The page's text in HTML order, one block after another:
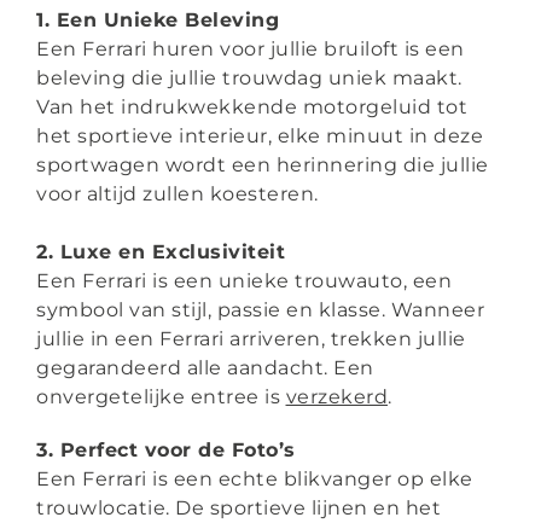
1. Een Unieke Beleving
Een Ferrari huren voor jullie bruiloft is een
beleving die jullie trouwdag uniek maakt.
Van het indrukwekkende motorgeluid tot
het sportieve interieur, elke minuut in deze
sportwagen wordt een herinnering die jullie
voor altijd zullen koesteren.
2. Luxe en Exclusiviteit
Een Ferrari is een unieke trouwauto, een
symbool van stijl, passie en klasse. Wanneer
jullie in een Ferrari arriveren, trekken jullie
gegarandeerd alle aandacht. Een
onvergetelijke entree is verzekerd.
3. Perfect voor de Foto’s
Een Ferrari is een echte blikvanger op elke
trouwlocatie. De sportieve lijnen en het